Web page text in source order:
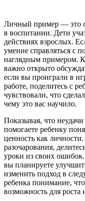
Личный пример — это
в воспитании. Дети
действиях взрослых.
умение справляться с
наглядным примером.
важно открыто
если вы проиграли в
работе, поделитесь с
чувствовали, что
чему это вас научило.
Показывая, что
помогаете ребенку
ценность как
разочарования,
уроки из своих
вы планируете
изменить подход в
ребенка понимание,
возможность для роста